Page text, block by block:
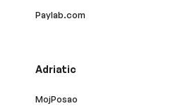
Paylab.com
Adriatic
MojPosao